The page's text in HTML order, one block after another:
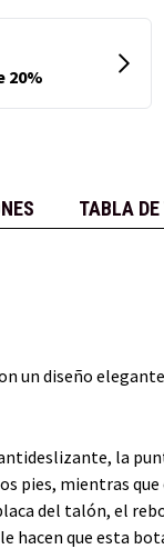
TABLA
un diseño
la
pies, mientras
del talón, el
que esta